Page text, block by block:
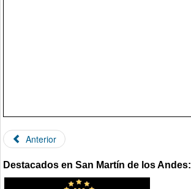
Anterior
Destacados en San Martín de los Andes: